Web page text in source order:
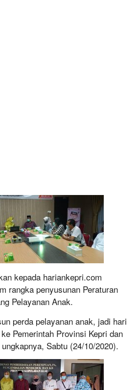
kepada hariankepri.com
rangka penyusunan Peraturan
Pelayanan Anak.
perda pelayanan anak, jadi hari
Pemerintah Provinsi Kepri dan
ungkapnya, Sabtu (24/10/2020).